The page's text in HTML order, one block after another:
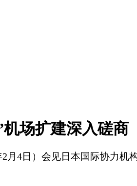
场扩建深入磋商
2月4日）会见日本国际协力机